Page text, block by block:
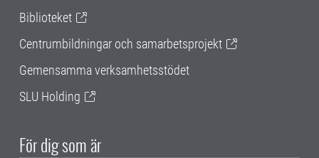
Biblioteket
Centrumbildningar och samarbetsprojekt
Gemensamma verksamhetsstödet
SLU Holding
För dig som är